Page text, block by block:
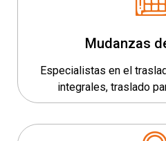
Mudanzas
Especialistas en el
integrales, traslado